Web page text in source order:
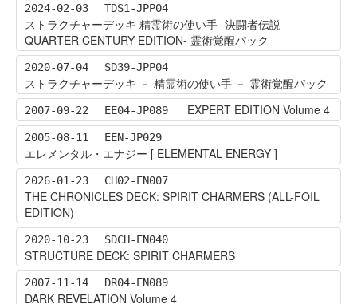
2024-02-03 TDS1-JPP04
ストラクチャーデッキ 精霊術の使い手 -決闘者伝説
QUARTER CENTURY EDITION- 霊術覚醒パック
2020-07-04 SD39-JPP04
ストラクチャーデッキ － 精霊術の使い手 － 霊術覚醒パック
2007-09-22 EE04-JP089 EXPERT EDITION Volume 4
2005-08-11 EEN-JP029
エレメンタル・エナジー [ ELEMENTAL ENERGY ]
2026-01-23 CH02-EN007
THE CHRONICLES DECK: SPIRIT CHARMERS (ALL-FOIL
EDITION)
2020-10-23 SDCH-EN040
STRUCTURE DECK: SPIRIT CHARMERS
2007-11-14 DR04-EN089
DARK REVELATION Volume 4